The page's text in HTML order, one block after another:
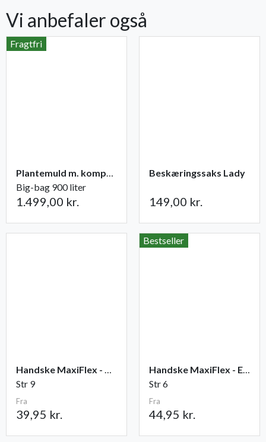
Vi anbefaler også
Fragtfri
Plantemuld m. kompost fra Champost
Big-bag 900 liter
1.499,00 kr.
Beskæringssaks Lady
149,00 kr.
Handske MaxiFlex - Ultimate
Str 9
Fra
39,95 kr.
Bestseller
Handske MaxiFlex - Endurance
Str 6
Fra
44,95 kr.